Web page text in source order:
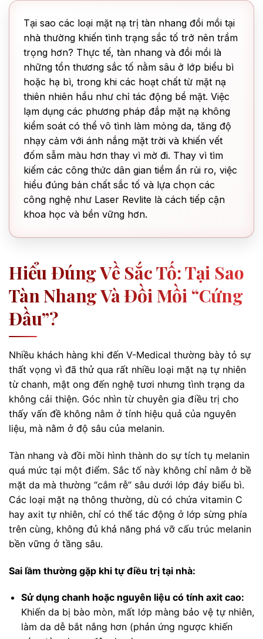
Tại sao các loại mặt nạ trị tàn nhang đồi mồi tại
nhà thường khiến tình trạng sắc tố trở nên trầm
trọng hơn? Thực tế, tàn nhang và đồi mồi là
những tổn thương sắc tố nằm sâu ở lớp biểu bì
hoặc hạ bì, trong khi các hoạt chất từ mặt nạ
thiên nhiên hầu như chỉ tác động bề mặt. Việc
lạm dụng các phương pháp đắp mặt nạ không
kiểm soát có thể vô tình làm mỏng da, tăng độ
nhạy cảm với ánh nắng mặt trời và khiến vết
đốm sẫm màu hơn thay vì mờ đi. Thay vì tìm
kiếm các công thức dân gian tiềm ẩn rủi ro, việc
hiểu đúng bản chất sắc tố và lựa chọn các
công nghệ như Laser Revlite là cách tiếp cận
khoa học và bền vững hơn.
Hiểu Đúng Về Sắc Tố: Tại Sao
Tàn Nhang Và Đồi Mồi “cứng
Đầu”?
Nhiều khách hàng khi đến V-Medical thường bày tỏ sự
thất vọng vì đã thử qua rất nhiều loại mặt nạ tự nhiên
từ chanh, mật ong đến nghệ tươi nhưng tình trạng da
không cải thiện. Góc nhìn từ chuyên gia điều trị cho
thấy vấn đề không nằm ở tính hiệu quả của nguyên
liệu, mà nằm ở độ sâu của melanin.
Tàn nhang và đồi mồi hình thành do sự tích tụ melanin
quá mức tại một điểm. Sắc tố này không chỉ nằm ở bề
mặt da mà thường “cắm rễ” sâu dưới lớp đáy biểu bì.
Các loại mặt nạ thông thường, dù có chứa vitamin C
hay axit tự nhiên, chỉ có thể tác động ở lớp sừng phía
trên cùng, không đủ khả năng phá vỡ cấu trúc melanin
bền vững ở tầng sâu.
Sai lầm thường gặp khi tự điều trị tại nhà:
Sử dụng chanh hoặc nguyên liệu có tính axit cao:
Khiến da bị bào mòn, mất lớp màng bảo vệ tự nhiên,
làm da dễ bắt nắng hơn (phản ứng ngược khiến